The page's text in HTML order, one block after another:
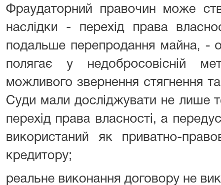
Фраудаторний правочин може
наслідки - перехід права
подальше перепродання майна, -
полягає у недобросовісній
можливого звернення стягнення
Суди мали досліджувати не лише
перехід права власності, а
використаний як приватно-
кредитору;
реальне виконання договору не